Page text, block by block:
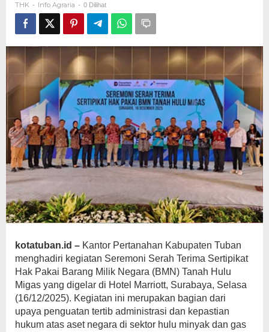
BMN
Tanah
Migas
THK - Info Agraria - 0 Dilihat
kotatuban.id – Kantor Pertanahan Kabupaten Tuban
menghadiri kegiatan Seremoni Serah Terima Sertipikat
Hak Pakai Barang Milik Negara (BMN) Tanah Hulu
Migas yang digelar di Hotel Marriott, Surabaya, Selasa
(16/12/2025). Kegiatan ini merupakan bagian dari
upaya penguatan tertib administrasi dan kepastian
hukum atas aset negara di sektor hulu minyak dan gas